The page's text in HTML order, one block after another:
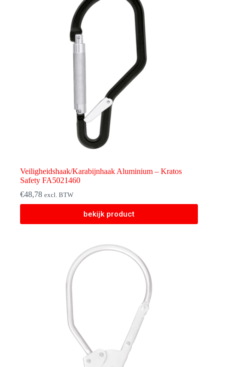
Veiligheidshaak/Karabijnhaak Aluminium – Kratos
Safety FA5021460
€48,78 excl. BTW
bekijk product